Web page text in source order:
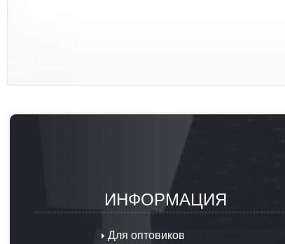
ИНФОРМАЦИЯ
Для оптовиков